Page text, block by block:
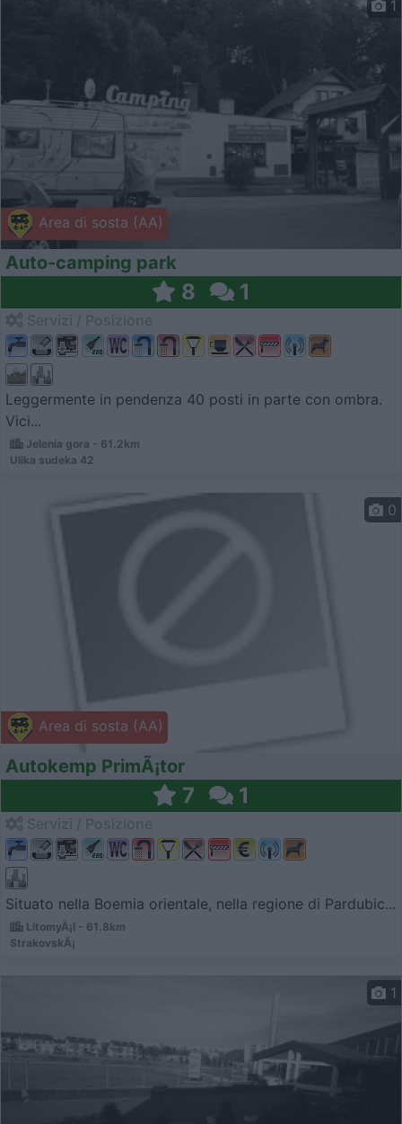
Area di sosta (AA)
1
Auto-camping park
8 1
Leggermente in pendenza 40 posti in parte con ombra.
Vici...
Jelenia gora - 61.2km
Ulika sudeka 42
Area di sosta (AA)
0
Autokemp PrimÃ¡tor
7 1
Situato nella Boemia orientale, nella regione di Pardubic...
LitomyÅ¡l - 61.8km
StrakovskÃ¡
1